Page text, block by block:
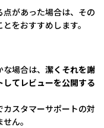
があった場合は、その
をおすすめします。
な場合は、潔くそれを謝
てレビューを公開する
スタマーサポートの対
ん。